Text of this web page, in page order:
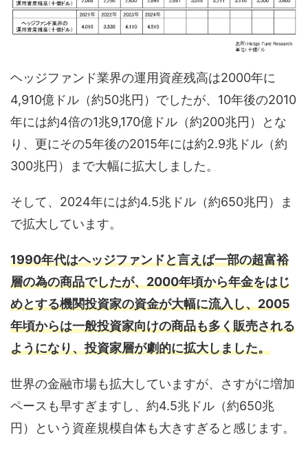
ヘッジファンド業界の運用資産残高は2000年に
4,910億ドル（約50兆円）でしたが、10年後の2010
年には約4倍の1兆9,170億ドル（約200兆円）とな
り、更にその5年後の2015年には約2.9兆ドル（約
300兆円）まで大幅に拡大しました。
そして、2024年には約4.5兆ドル（約650兆円）ま
で拡大しています。
1990年代はヘッジファンドと言えば一部の超富裕
層の為の商品でしたが、2000年頃から年金をはじ
めとする機関投資家の資金が大幅に流入し、2005
年頃からは一般投資家向けの商品も多く販売される
ようになり、投資家層が劇的に拡大しました。
世界の金融市場も拡大していますが、さすがに増加
ペースも早すぎますし、約4.5兆ドル（約650兆
円）という資産規模自体も大きすぎると感じます。